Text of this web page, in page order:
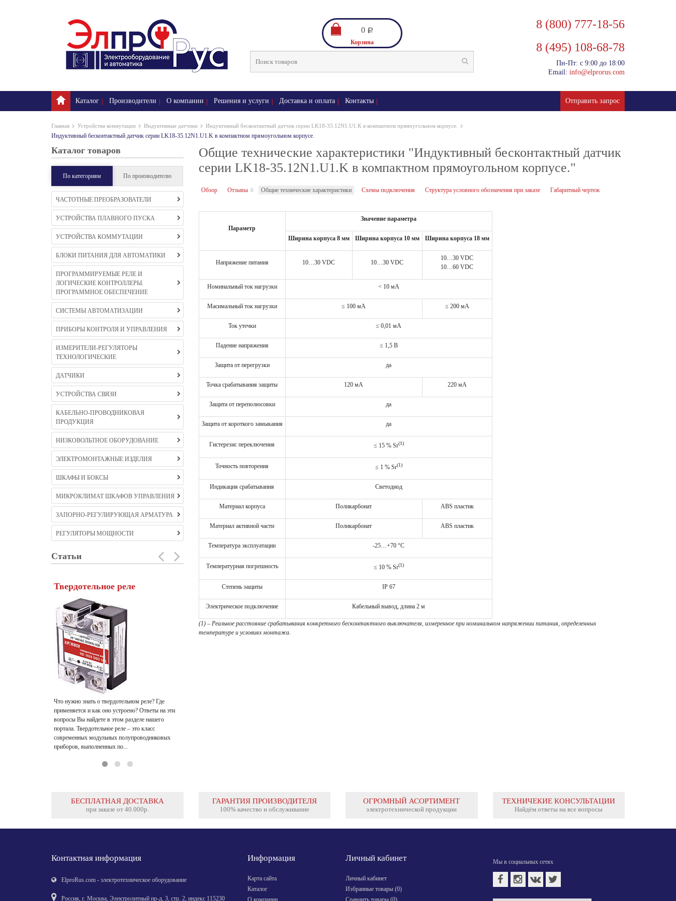
0 Р
Корзина
8 (800) 777-18-56
8 (495) 108-68-78
Пн-Пт: с 9:00 до 18:00
Email: info@elprorus.com
Каталог Производители О компании Решения и услуги Доставка и оплата Контакты Отправить запрос
Главная Устройства коммутации Индуктивные датчики Индуктивный бесконтактный датчик серии LK18-35.12N1.U1.K в компактном прямоугольном корпусе.
Индуктивный бесконтактный датчик серии LK18-35.12N1.U1.K в компактном прямоугольном корпусе.
Каталог товаров
По категориям По производителю
ЧАСТОТНЫЕ ПРЕОБРАЗОВАТЕЛИ
УСТРОЙСТВА ПЛАВНОГО ПУСКА
УСТРОЙСТВА КОММУТАЦИИ
БЛОКИ ПИТАНИЯ ДЛЯ АВТОМАТИКИ
ПРОГРАММИРУЕМЫЕ РЕЛЕ И
ЛОГИЧЕСКИЕ КОНТРОЛЛЕРЫ.
ПРОГРАММНОЕ ОБЕСПЕЧЕНИЕ
СИСТЕМЫ АВТОМАТИЗАЦИИ
ПРИБОРЫ КОНТРОЛЯ И УПРАВЛЕНИЯ
ИЗМЕРИТЕЛИ-РЕГУЛЯТОРЫ
ТЕХНОЛОГИЧЕСКИЕ
ДАТЧИКИ
УСТРОЙСТВА СВЯЗИ
КАБЕЛЬНО-ПРОВОДНИКОВАЯ
ПРОДУКЦИЯ
НИЗКОВОЛЬТНОЕ ОБОРУДОВАНИЕ
ЭЛЕКТРОМОНТАЖНЫЕ ИЗДЕЛИЯ
ШКАФЫ И БОКСЫ
МИКРОКЛИМАТ ШКАФОВ УПРАВЛЕНИЯ
ЗАПОРНО-РЕГУЛИРУЮЩАЯ АРМАТУРА
РЕГУЛЯТОРЫ МОЩНОСТИ
Статьи
Твердотельное реле
Что нужно знать о твердотельном реле? Где
применяется и как оно устроено? Ответы на эти
вопросы Вы найдете в этом разделе нашего
портала. Твердотельное реле – это класс
современных модульных полупроводниковых
приборов, выполненных по...
Частотный преобразователь Промежуточное реле
Общие технические характеристики "Индуктивный бесконтактный датчик
серии LK18-35.12N1.U1.K в компактном прямоугольном корпусе."
Обзор Отзывы 0 Общие технические характеристики Схемы подключения Структура условного обозначения при заказе Габаритный чертеж
Параметр
Значение параметра
Ширина корпуса 8 мм Ширина корпуса 10 мм Ширина корпуса 18 мм
Напряжение питания 10…30 VDC 10…30 VDC
10…30 VDC
10…60 VDC
Номинальный ток нагрузки < 10 мА
Масимальный ток нагрузки ≤ 100 мА ≤ 200 мА
Ток утечки ≤ 0,01 мА
Падение напряжения ≤ 1,5 В
Защита от перегрузки да
Точка срабатывания защиты 120 мА 220 мА
Защита от переполюсовки да
Защита от короткого замыкания да
Гистерезис переключения ≤ 15 % Sr(1)
Точность повторения ≤ 1 % Sr(1)
Индикация срабатывания Светодиод
Материал корпуса Поликарбонат ABS пластик
Материал активной части Поликарбонат ABS пластик
Температура эксплуатации -25…+70 °C
Температурная погрешность ≤ 10 % Sr(1)
Степень защиты IP 67
Электрическое подключение Кабельный вывод, длина 2 м
(1) – Реальное расстояние срабатывания конкретного бесконтактного выключателя, измеренное при номинальном напряжении питания, определенных
температуре и условиях монтажа.
БЕСПЛАТНАЯ ДОСТАВКА
при заказе от 40.000р.
ГАРАНТИЯ ПРОИЗВОДИТЕЛЯ
100% качество и обслуживание
ОГРОМНЫЙ АСОРТИМЕНТ
электротехнической продукции
ТЕХНИЧЕКИЕ КОНСУЛЬТАЦИИ
Найдём ответы на все вопросы
Контактная информация
ElproRus.com - электротехническое оборудование
Россия, г. Москва, Электролитный пp-д, 3, стр. 2, индекс 115230
Информация
Карта сайта
Каталог
О компании
Личный кабинет
Личный кабинет
Избранные товары (0)
Сравнить товары (0)
Мы в социальных сетях